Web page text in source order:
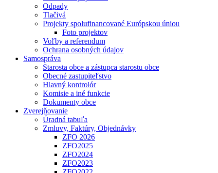
Odpady
Tlačivá
Projekty spolufinancované Európskou úniou
Foto projektov
Voľby a referendum
Ochrana osobných údajov
Samospráva
Starosta obce a zástupca starostu obce
Obecné zastupiteľstvo
Hlavný kontrolór
Komisie a iné funkcie
Dokumenty obce
Zverejňovanie
Úradná tabuľa
Zmluvy, Faktúry, Objednávky
ZFO 2026
ZFO2025
ZFO2024
ZFO2023